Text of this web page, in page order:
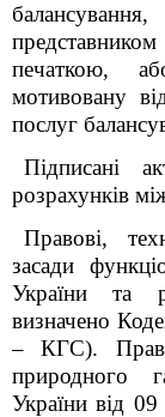
печаткою,
мотивовану
послуг
Підписані
розрахунків
Правові,
засади
України та
визначено
– КГС).
природного
України від